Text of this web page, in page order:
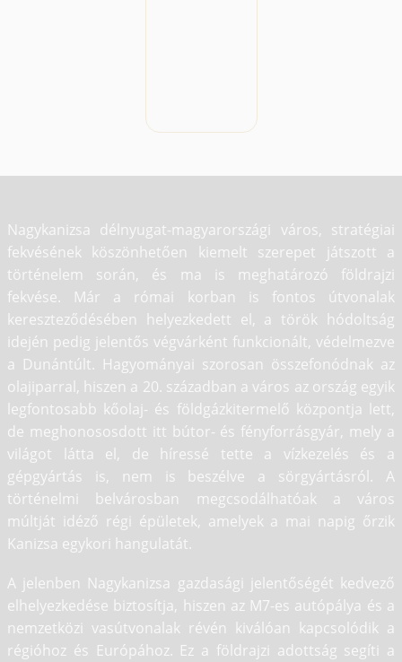
Bemutató
Nagykanizsa délnyugat-magyarországi város, stratégiai
fekvésének köszönhetően kiemelt szerepet játszott a
történelem során, és ma is meghatározó földrajzi
fekvése. Már a római korban is fontos útvonalak
kereszteződésében helyezkedett el, a török hódoltság
idején pedig jelentős végvárként funkcionált, védelmezve
a Dunántúlt. Hagyományai szorosan összefonódnak az
olajiparral, hiszen a 20. században a város az ország egyik
legfontosabb kőolaj- és földgázkitermelő központja lett,
de meghonososdott itt bútor- és fényforrásgyár, mely a
világot látta el, de híressé tette a vízkezelés és a
gépgyártás is, nem is beszélve a sörgyártásról. A
történelmi belvárosban megcsodálhatóak a város
múltját idéző régi épületek, amelyek a mai napig őrzik
Kanizsa egykori hangulatát.
A jelenben Nagykanizsa gazdasági jelentőségét kedvező
elhelyezkedése biztosítja, hiszen az M7-es autópálya és a
nemzetközi vasútvonalak révén kiválóan kapcsolódik a
régióhoz és Európához. Ez a földrajzi adottság segíti a